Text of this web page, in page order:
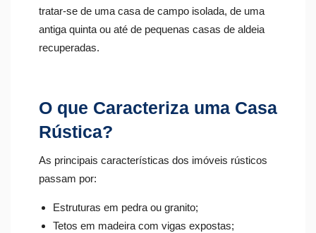
tratar-se de uma casa de campo isolada, de uma
antiga quinta ou até de pequenas casas de aldeia
recuperadas.
O que Caracteriza uma Casa
Rústica?
As principais características dos imóveis rústicos
passam por:
Estruturas em pedra ou granito;
Tetos em madeira com vigas expostas;